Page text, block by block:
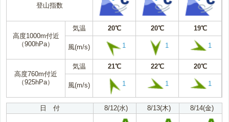
登山指数
高度1000m付近
（900hPa）
気温 20℃ 20℃ 19℃
風(m/s) 1 1 1
高度760m付近
（925hPa）
気温 21℃ 22℃ 20℃
風(m/s) 1 1 1
日 付 8/12(水) 8/13(木) 8/14(金)